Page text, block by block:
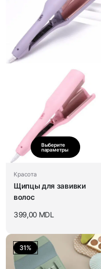
Выберите
параметры
Красота
Щипцы для завивки
волос
399,00 MDL
31%